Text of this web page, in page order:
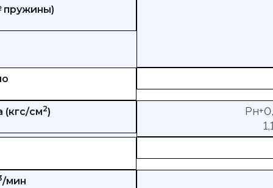
пружины)
см2)
/мин